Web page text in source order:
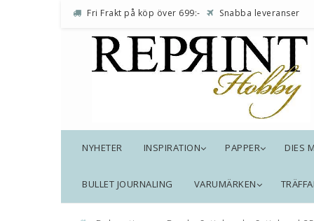
Fri Frakt på köp över 699:- Snabba leveranser
NYHETER INSPIRATION PAPPER DIES
BULLET JOURNALING VARUMÄRKEN